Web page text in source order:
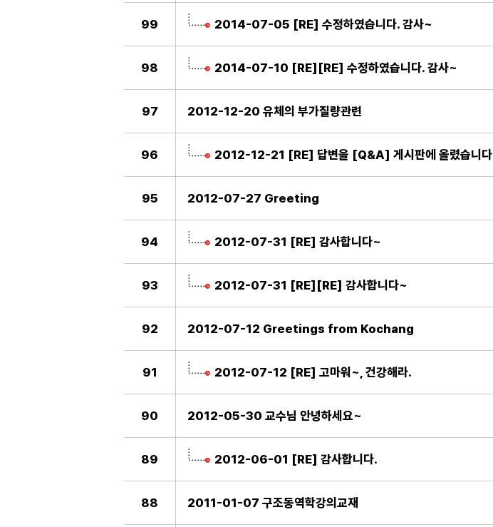
99 2014-07-05 [RE] 수정하였습니다. 감사~
98 2014-07-10 [RE][RE] 수정하였습니다. 감사~
97 2012-12-20 유체의 부가질량관련
96 2012-12-21 [RE] 답변을 [Q&A] 게시판에 올렸습니다
95 2012-07-27 Greeting
94 2012-07-31 [RE] 감사합니다~
93 2012-07-31 [RE][RE] 감사합니다~
92 2012-07-12 Greetings from Kochang
91 2012-07-12 [RE] 고마워~, 건강해라.
90 2012-05-30 교수님 안녕하세요~
89 2012-06-01 [RE] 감사합니다.
88 2011-01-07 구조동역학강의교재